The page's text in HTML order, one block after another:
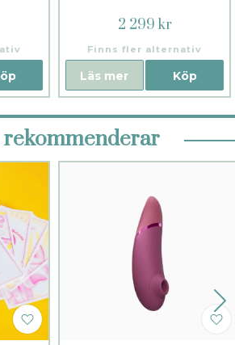
2 299 kr
Finns fler alternativ
Köp
Läs mer